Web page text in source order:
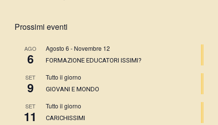
Prossimi eventi
AGO
6
Agosto 6 - Novembre 12
FORMAZIONE EDUCATORI ISSIMI?
SET
9
Tutto il giorno
GIOVANI E MONDO
SET
11
Tutto il giorno
CARICHISSIMI